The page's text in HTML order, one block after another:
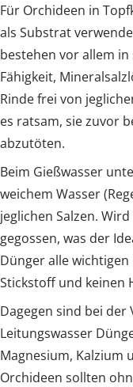
Für Orchideen in
als Substrat
bestehen vor allem
Fähigkeit,
Rinde frei von
es ratsam, sie zuvor
abzutöten.
Beim Gießwasser
weichem Wasser
jeglichen Salzen.
gegossen, was der
Dünger alle
Stickstoff und keinen
Dagegen sind bei
Leitungswasser
Magnesium, Kalzium
Orchideen sollten